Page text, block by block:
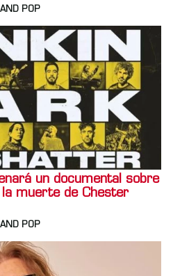
POP
un documental sobre
muerte de Chester
POP